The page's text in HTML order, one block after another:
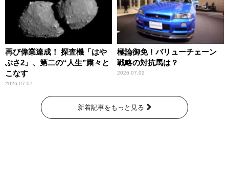
再び偉業達成！ 探査機「はや
ぶさ2」、第二の“人生”粛々と
こなす
2026.07.07
極論御免！バリューチェーン
戦略の対抗馬は？
2026.07.02
新着記事をもっと見る